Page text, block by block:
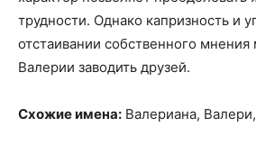
трудности. Однако капризность и
отстаивании собственного
Валерии заводить друзей.
Схожие имена: Валериана,